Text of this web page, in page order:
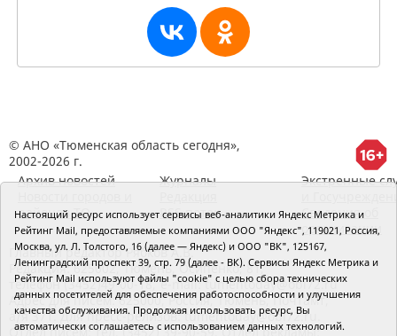
© АНО «Тюменская область сегодня»,
2002-2026 г.
Архив новостей
районов ТО
Журналы
RSS поток
Экстренные
Сведения об
организации
Главный редактор Рябков А.В.
Редакция: 625002, Тюмень, Осипенко, 81,
телефон (3452)49-00-18, e-mail: tumentoday@obl72.ru
Адрес для писем: 625000, Россия, Тюмень, Почтамт,
а/я 371. Для пресс-релизов: tumentoday@obl72.ru.
Отдел писем: тел. (3452) 39-90-59. Отдел рекламы:
Настоящий ресурс использует сервисы веб-аналитики Яндекс Метрика и
Рейтинг Mail, предоставляемые компаниями ООО "Яндекс", 119021, Россия,
Москва, ул. Л. Толстого, 16 (далее — Яндекс) и ООО "ВК", 125167,
Ленинградский проспект 39, стр. 79 (далее - ВК). Сервисы Яндекс Метрика и
Рейтинг Mail используют файлы "cookie" с целью сбора технических
данных посетителей для обеспечения работоспособности и улучшения
качества обслуживания. Продолжая использовать ресурс, Вы
автоматически соглашаетесь с использованием данных технологий.